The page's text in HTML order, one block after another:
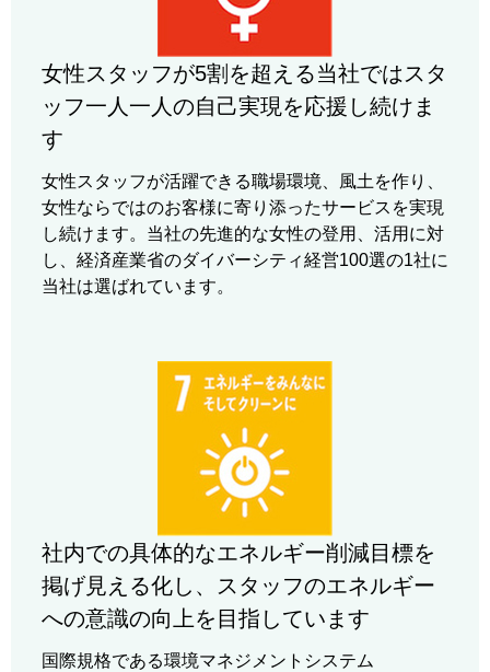
女性スタッフが5割を超える当社ではスタ
ッフ一人一人の自己実現を応援し続けま
す
女性スタッフが活躍できる職場環境、風土を作り、
女性ならではのお客様に寄り添ったサービスを実現
し続けます。当社の先進的な女性の登用、活用に対
し、経済産業省のダイバーシティ経営100選の1社に
当社は選ばれています。
社内での具体的なエネルギー削減目標を
掲げ見える化し、スタッフのエネルギー
への意識の向上を目指しています
国際規格である環境マネジメントシステム